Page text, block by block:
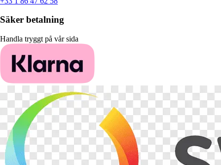
Säker betalning
Handla tryggt på vår sida